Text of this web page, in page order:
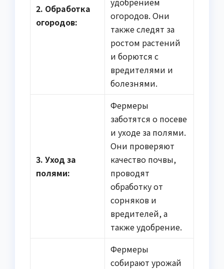
2. Обработка
огородов:
огородов. Они
также следят за
ростом растений
и борются с
вредителями и
болезнями.
3. Уход за
полями:
Фермеры
заботятся о посеве
и уходе за полями.
Они проверяют
качество почвы,
проводят
обработку от
сорняков и
вредителей, а
также удобрение.
Фермеры
собирают урожай